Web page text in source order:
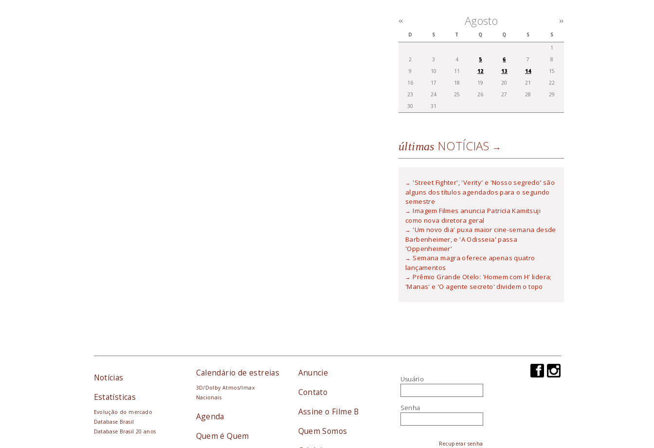
Agosto
« »
D S T Q Q S
S
1
2
3 4 5 6 7
8
9
10 11 12 13 14
15
16
17 18 19 20 21
22
23
24 25 26 27 28
29
30
31
últimas NOTÍCIAS
'Street Fighter', 'Verity' e 'Nosso segredo' são
alguns dos títulos agendados para o segundo
semestre
Imagem Filmes anuncia Patricia Kamitsuji
como nova diretora geral
'Um novo dia' puxa maior cine-semana desde
Barbenheimer, e 'A Odisseia' passa
'Oppenheimer'
Semana magra oferece apenas quatro
lançamentos
Prêmio Grande Otelo: 'Homem com H' lidera;
'Manas' e 'O agente secreto' dividem o topo
Notícias
Estatísticas
Evolução do mercado
Database Brasil
Database Brasil 20 anos
Calendário de estreias
3D/Dolby Atmos/Imax
Nacionais
Agenda
Quem é Quem
Anuncie
Contato
Assine o Filme B
Quem Somos
Usuário
Senha
Recuperar senha